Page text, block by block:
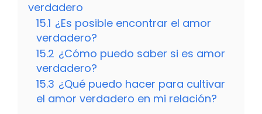
verdadero
15.1 ¿Es posible encontrar el amor
verdadero?
15.2 ¿Cómo puedo saber si es amor
verdadero?
15.3 ¿Qué puedo hacer para cultivar
el amor verdadero en mi relación?